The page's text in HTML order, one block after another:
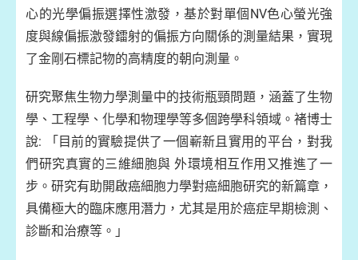
心的光學偏振選擇性激發，基於對單個NV色心螢光強
度與線偏振激發鐳射的偏振方向關係的測量結果，實現
了金剛石標記物的高精度的朝向測量。
研究聚焦生物力學測量中的技術瓶頸問題，涵蓋了生物
學、工程學、化學和物理學等多個跨學科領域。褚博士
說: 「目前的實驗提供了一個嶄新且實用的平台，對我
們研究真實的三維細胞與 外環境相互作用又推進了一
步。研究有助開啟癌細胞力學對癌細胞研究的新篇章，
具備極大的臨床應用潛力，尤其是用於癌症早期檢測、
診斷和治療等。」